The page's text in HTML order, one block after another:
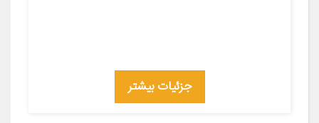
جزئیات بیشتر